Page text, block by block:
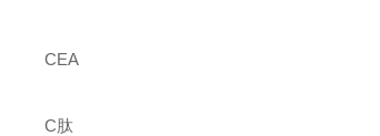
CEA
C肽